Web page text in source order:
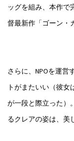
ッグを組み、本作で
督最新作「ゴーン・
さらに、NPOを運営
トがまたいい（彼
が一段と際立った）
るクレアの姿は、美